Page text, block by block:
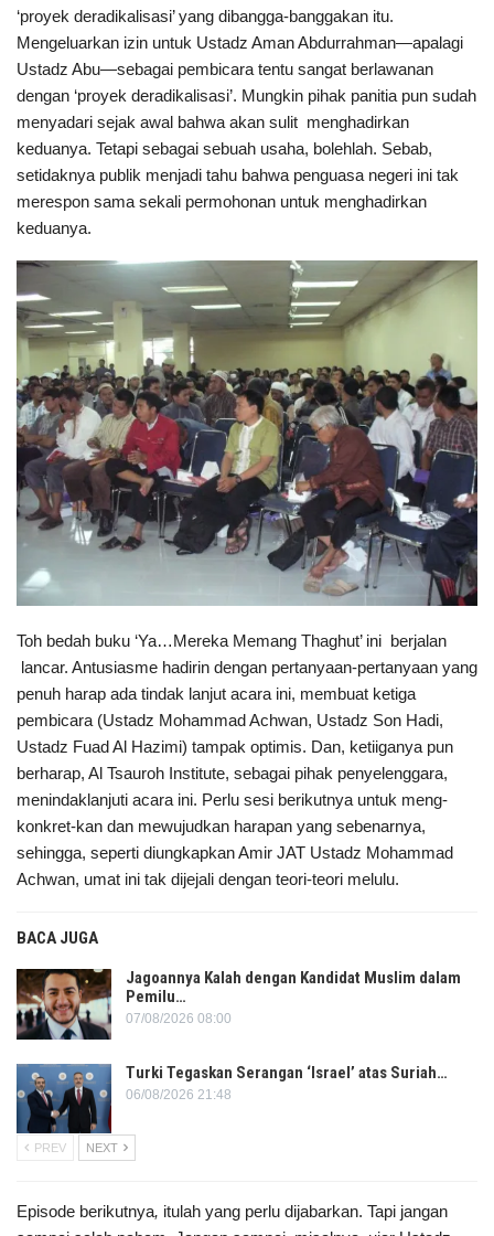
‘proyek deradikalisasi’ yang dibangga-banggakan itu.
Mengeluarkan izin untuk Ustadz Aman Abdurrahman—apalagi
Ustadz Abu—sebagai pembicara tentu sangat berlawanan
dengan ‘proyek deradikalisasi’. Mungkin pihak panitia pun sudah
menyadari sejak awal bahwa akan sulit menghadirkan
keduanya. Tetapi sebagai sebuah usaha, bolehlah. Sebab,
setidaknya publik menjadi tahu bahwa penguasa negeri ini tak
merespon sama sekali permohonan untuk menghadirkan
keduanya.
Toh bedah buku ‘Ya…Mereka Memang Thaghut’ ini berjalan
lancar. Antusiasme hadirin dengan pertanyaan-pertanyaan yang
penuh harap ada tindak lanjut acara ini, membuat ketiga
pembicara (Ustadz Mohammad Achwan, Ustadz Son Hadi,
Ustadz Fuad Al Hazimi) tampak optimis. Dan, ketiiganya pun
berharap, Al Tsauroh Institute, sebagai pihak penyelenggara,
menindaklanjuti acara ini. Perlu sesi berikutnya untuk meng-
konkret-kan dan mewujudkan harapan yang sebenarnya,
sehingga, seperti diungkapkan Amir JAT Ustadz Mohammad
Achwan, umat ini tak dijejali dengan teori-teori melulu.
BACA JUGA
Jagoannya Kalah dengan Kandidat Muslim dalam
Pemilu…
07/08/2026 08:00
Turki Tegaskan Serangan ‘Israel’ atas Suriah…
06/08/2026 21:48
PREV NEXT
Episode berikutnya, itulah yang perlu dijabarkan. Tapi jangan